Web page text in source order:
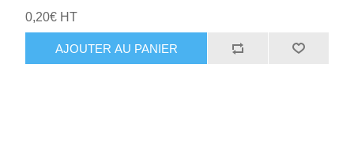
0,20€ HT
AJOUTER AU PANIER